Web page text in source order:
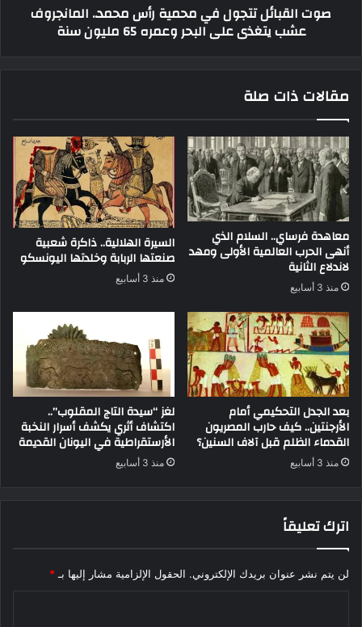
صوت القبائل تتجول في محمية رأس محمد.. المانجروف
عشب يتغذى على البحر وعمره 65 مليون سنة
مقالات ذات صلة
معاهدة فرساي.. السلام الذي
أنهى الحرب العالمية الأولى ومهد
لاندلاع الثانية
منذ 3 أسابيع
السيرة الهلالية.. ذاكرة شعبية
صنعتها الربابة وخلدتها اليونسكو
منذ 3 أسابيع
بعد الجدل التحكيمي أمام
الأرجنتين.. كيف حارب المصريون
القدماء الظلم قبل آلاف السنين؟
منذ 3 أسابيع
لغز “سيدة التاج المقلوب”..
اكتشاف أثري يكشف أسرار النخبة
الأرستقراطية في اليونان القديمة
منذ 3 أسابيع
اترك تعليقاً
لن يتم نشر عنوان بريدك الإلكتروني. الحقول الإلزامية مشار إليها بـ *